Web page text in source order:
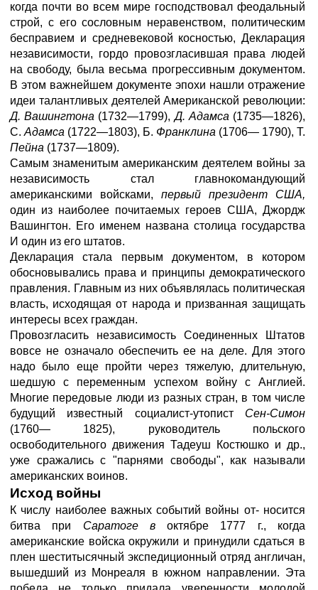
когда почти во всем мире господствовал феодальный
строй, с его сословным неравенством, политическим
бесправием и средневековой косностью, Декларация
независимости, гордо провозгласившая права людей
на свободу, была весьма прогрессивным документом.
В этом важнейшем документе эпохи нашли отражение
идеи талантливых деятелей Американской революции:
Д. Вашингтона (1732—1799),Д. Адамса (1735—1826),
С. Адамса (1722—1803), Б. Франклина (1706— 1790), Т.
Пейна (1737—1809).
Самым знаменитым американским деятелем войны за
независимость стал главнокомандующий
американскими войсками, первый президент США,
один из наиболее почитаемых героев США, Джордж
Вашингтон. Его именем названа столица государства
И один из его штатов.
Декларация стала первым документом, в котором
обосновывались права и принципы демократического
правления. Главным из них объявлялась политическая
власть, исходящая от народа и призванная защищать
интересы всех граждан.
Провозгласить независимость Соединенных Штатов
вовсе не означало обеспечить ее на деле. Для этого
надо было еще пройти через тяжелую, длительную,
шедшую с переменным успехом войну с Англией.
Многие передовые люди из разных стран, в том числе
будущий известный социалист-утопист Сен-Симон
(1760— 1825), руководитель польского
освободительного движения Тадеуш Костюшко и др.,
уже сражались с "парнями свободы", как называли
американских воинов.
Исход войны
К числу наиболее важных событий войны от- носится
битва при Саратоге воктябре 1777 г., когда
американские войска окружили и принудили сдаться в
плен шеститысячный экспедиционный отряд англичан,
вышедший из Монреаля в южном направлении. Эта